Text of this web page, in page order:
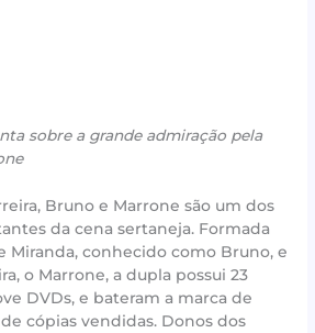
sobre a grande admiração pela
Bruno e Marrone são um dos
da cena sertaneja. Formada
Miranda, conhecido como Bruno, e
o Marrone, a dupla possui 23
DVDs, e bateram a marca de
cópias vendidas. Donos dos